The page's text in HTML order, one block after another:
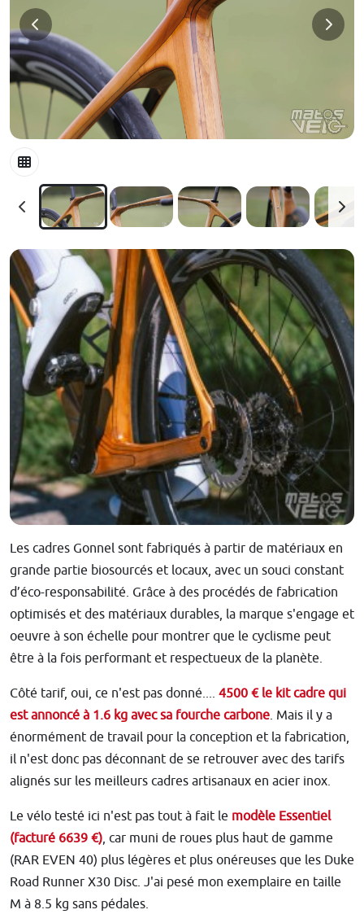
Les cadres Gonnel sont fabriqués à partir de matériaux en
grande partie biosourcés et locaux, avec un souci constant
d’éco-responsabilité. Grâce à des procédés de fabrication
optimisés et des matériaux durables, la marque s'engage et
oeuvre à son échelle pour montrer que le cyclisme peut
être à la fois performant et respectueux de la planète.
Côté tarif, oui, ce n'est pas donné.... 4500 € le kit cadre qui
est annoncé à 1.6 kg avec sa fourche carbone. Mais il y a
énormément de travail pour la conception et la fabrication,
il n'est donc pas déconnant de se retrouver avec des tarifs
alignés sur les meilleurs cadres artisanaux en acier inox.
Le vélo testé ici n'est pas tout à fait le modèle Essentiel
(facturé 6639 €), car muni de roues plus haut de gamme
(RAR EVEN 40) plus légères et plus onéreuses que les Duke
Road Runner X30 Disc. J'ai pesé mon exemplaire en taille
M à 8.5 kg sans pédales.